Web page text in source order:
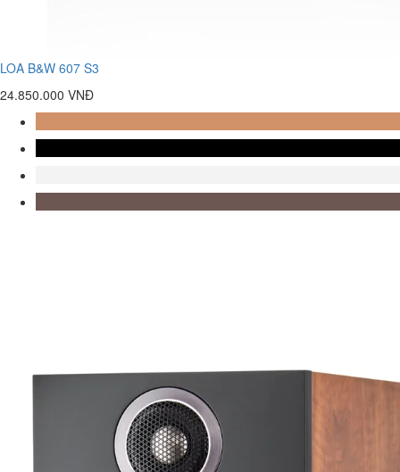
LOA B&W 607 S3
24.850.000 VNĐ